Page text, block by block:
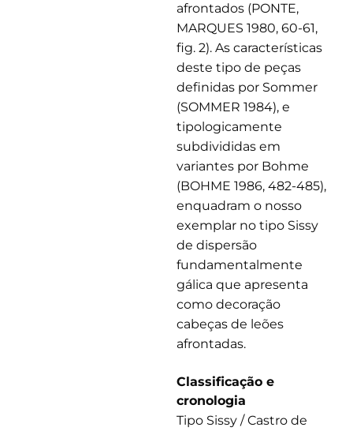
afrontados (PONTE,
MARQUES 1980, 60-61,
fig. 2). As características
deste tipo de peças
definidas por Sommer
(SOMMER 1984), e
tipologicamente
subdivididas em
variantes por Bohme
(BOHME 1986, 482-485),
enquadram o nosso
exemplar no tipo Sissy
de dispersão
fundamentalmente
gálica que apresenta
como decoração
cabeças de leões
afrontadas.
Classificação e
cronologia
Tipo Sissy / Castro de